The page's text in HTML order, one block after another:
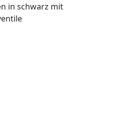
in schwarz mit